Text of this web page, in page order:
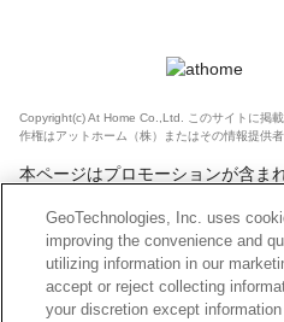
Copyright(c) At Home Co.,Ltd. このサイトに掲
作権はアットホーム（株）またはその情報提供者
本ページはプロモーションが含ま
GeoTechnologies, Inc. uses
improving the convenience and
utilizing information in our
accept or reject collecting
your discretion except